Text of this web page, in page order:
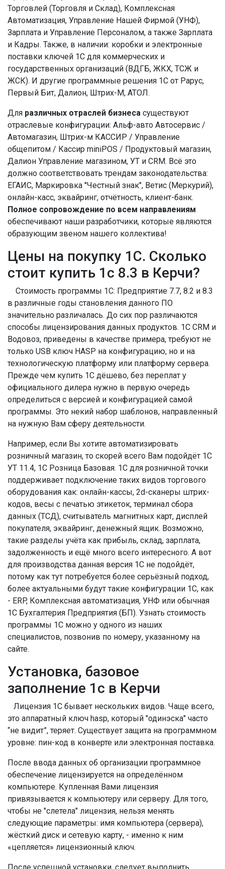
Торговлей (Торговля и Склад), Комплексная
Автоматизация, Управление Нашей Фирмой (УНФ),
Зарплата и Управление Персоналом, а также Зарплата
и Кадры. Также, в наличии: коробки и электронные
поставки ключей 1С для коммерческих и
государственных организаций (ВДГБ, ЖКХ, ТСЖ и
ЖСК). И другие программные решения 1С от Рарус,
Первый Бит, Далион, Штрих-М, АТОЛ.
Для различных отраслей бизнеса существуют
отраслевые конфигурации: Альф-авто Автосервис /
Автомагазин, Штрих-м КАССИР / Управление
общепитом / Кассир miniPOS / Продуктовый магазин,
Далион Управление магазином, УТ и CRM. Всё это
должно соответствовать трендам законодательства:
ЕГАИС, Маркировка "Честный знак", Ветис (Меркурий),
онлайн-касс, эквайринг, отчётность, клиент-банк.
Полное сопровождение по всем направлениям
обеспечивают наши разработчики, которые являются
образующим звеном нашего коллектива!
Цены на покупку 1С. Сколько
стоит купить 1с 8.3 в Керчи?
Стоимость программы 1С: Предприятие 7.7, 8.2 и 8.3
в различные годы становления данного ПО
значительно различалась. До сих пор различаются
способы лицензирования данных продуктов. 1С CRM и
Водовоз, приведены в качестве примера, требуют не
только USB ключ HASP на конфигурацию, но и на
технологическую платформу или платформу сервера.
Прежде чем купить 1С дёшево, без переплат у
официального дилера нужно в первую очередь
определиться с версией и конфигурацией самой
программы. Это некий набор шаблонов, направленный
на нужную Вам сферу деятельности.
Например, если Вы хотите автоматизировать
розничный магазин, то скорей всего Вам подойдёт 1С
УТ 11.4, 1С Розница Базовая. 1С для розничной точки
поддерживает подключение таких видов торгового
оборудования как: онлайн-кассы, 2d-сканеры штрих-
кодов, весы с печатью этикеток, терминал сбора
данных (ТСД), считыватель магнитных карт, дисплей
покупателя, эквайринг, денежный ящик. Возможно,
такие разделы учёта как прибыль, склад, зарплата,
задолженность и ещё много всего интересного. А вот
для производства данная версия 1С не подойдёт,
потому как тут потребуется более серьёзный подход,
более актуальными будут такие конфигурации 1С, как
- ERP, Комплексная автоматизация, УНФ или обычная
1С Бухгалтерия Предприятия (БП). Узнать стоимость
программы 1С можно у одного из наших
специалистов, позвонив по номеру, указанному на
сайте.
Установка, базовое
заполнение 1с в Керчи
Лицензия 1С бывает нескольких видов. Чаще всего,
это аппаратный ключ hasp, который "одинэска" часто
“не видит”, теряет. Существует защита на программном
уровне: пин-код в конверте или электронная поставка.
После ввода данных об организации программное
обеспечение лицензируется на определённом
компьютере. Купленная Вами лицензия
привязывается к компьютеру или серверу. Для того,
чтобы не "слетела" лицензия, нельзя менять
следующие параметры: имя компьютера (сервера),
жёсткий диск и сетевую карту, - именно к ним
«цепляется» лицензионный ключ.